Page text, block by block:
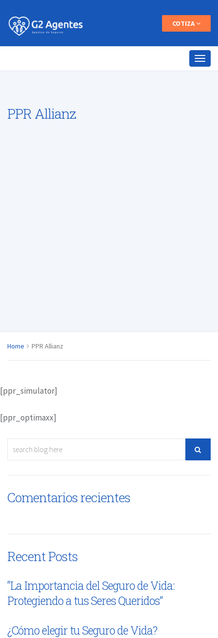
COTIZA
PPR Allianz
Home PPR Allianz
[ppr_simulator]
[ppr_optimaxx]
Comentarios recientes
Recent Posts
“La Importancia del Seguro de Vida:
Protegiendo a tus Seres Queridos”
¿Cómo elegir tu Seguro de Vida?